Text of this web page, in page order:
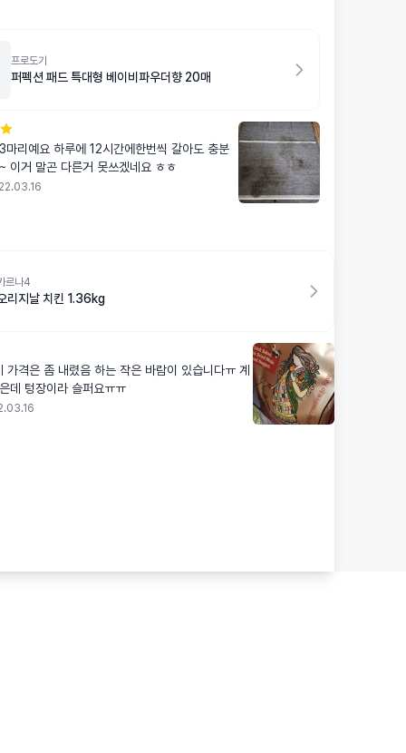
프로도기
퍼펙션 패드 특대형 베이비파우더향 20매
마리예요 하루에 12시간에한번씩 갈아도 충분
이거 말곤 다른거 못쓰겠네요 ㅎㅎ
르나4
리지날 치킨 1.36kg
가격은 좀 내렸음 하는 작은 바람이 있습니다ㅠ 계
데 텅장이라 슬퍼요ㅠㅠ